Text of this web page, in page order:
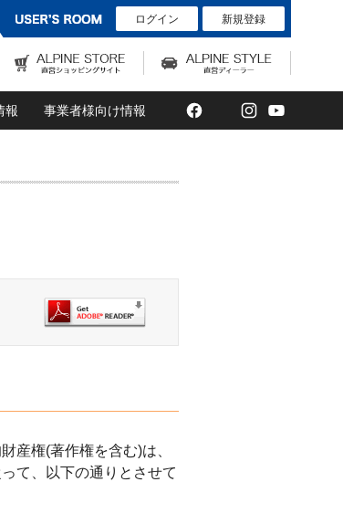
ログイン 新規登録
報 事業者様向け情報 Facebook
TwitterInstagram
産権(著作権を含む)は、
て、以下の通りとさせて